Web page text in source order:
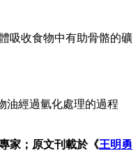
吸收食物中有助骨骼的礦
油經過氫化處理的過程
家；原文刊載於《王明勇